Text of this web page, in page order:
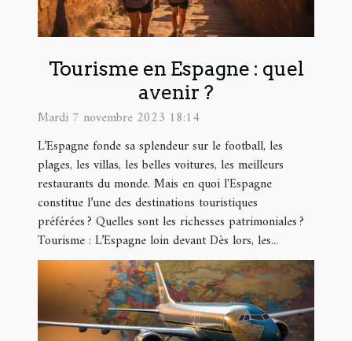
Tourisme en Espagne : quel
avenir ?
Mardi 7 novembre 2023 18:14
L’Espagne fonde sa splendeur sur le football, les
plages, les villas, les belles voitures, les meilleurs
restaurants du monde. Mais en quoi l'Espagne
constitue l’une des destinations touristiques
préférées ? Quelles sont les richesses patrimoniales ?
Tourisme : L’Espagne loin devant Dès lors, les...